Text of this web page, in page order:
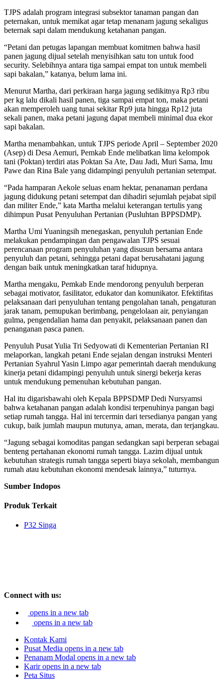
TJPS adalah program integrasi subsektor tanaman pangan dan
peternakan, untuk memikat agar tetap menanam jagung sekaligus
beternak sapi dalam mendukung ketahanan pangan.
“Petani dan petugas lapangan membuat komitmen bahwa hasil
panen jagung dijual setelah menyisihkan satu ton untuk food
security. Selebihnya antara tiga sampai empat ton untuk membeli
sapi bakalan,” katanya, belum lama ini.
Menurut Martha, dari perkiraan harga jagung sedikitnya Rp3 ribu
per kg lalu dikali hasil panen, tiga sampai empat ton, maka petani
akan memperoleh uang tunai sekitar Rp9 juta hingga Rp12 juta
sekali panen, maka petani jagung dapat membeli minimal dua ekor
sapi bakalan.
Martha menambahkan, untuk TJPS periode April – September 2020
(Asep) di Desa Aemuri, Pemkab Ende melibatkan lima kelompok
tani (Poktan) terdiri atas Poktan Sa Ate, Dau Jadi, Muri Sama, Imu
Pawe dan Rina Bale yang didampingi penyuluh pertanian setempat.
“Pada hamparan Aekole seluas enam hektar, penanaman perdana
jagung didukung petani setempat dan dihadiri sejumlah pejabat sipil
dan militer Ende,” kata Martha melalui keterangan tertulis yang
dihimpun Pusat Penyuluhan Pertanian (Pusluhtan BPPSDMP).
Martha Umi Yuaningsih menegaskan, penyuluh pertanian Ende
melakukan pendampingan dan pengawalan TJPS sesuai
perencanaan program penyuluhan yang disusun bersama antara
penyuluh dan petani, sehingga petani dapat berusahatani jagung
dengan baik untuk meningkatkan taraf hidupnya.
Martha mengaku, Pemkab Ende mendorong penyuluh berperan
sebagai motivator, fasilitator, edukator dan komunikator. Efektifitas
pelaksanaan dari penyuluhan tentang pengolahan tanah, pengaturan
jarak tanam, pemupukan berimbang, pengelolaan air, penyiangan
gulma, pengendalian hama dan penyakit, pelaksanaan panen dan
penanganan pasca panen.
Penyuluh Pusat Yulia Tri Sedyowati di Kementerian Pertanian RI
melaporkan, langkah petani Ende sejalan dengan instruksi Menteri
Pertanian Syahrul Yasin Limpo agar pemerintah daerah mendukung
kinerja petani didampingi penyuluh untuk sinergi bekerja keras
untuk mendukung pemenuhan kebutuhan pangan.
Hal itu digarisbawahi oleh Kepala BPPSDMP Dedi Nursyamsi
bahwa ketahanan pangan adalah kondisi terpenuhinya pangan bagi
setiap rumah tangga. Hal ini tercermin dari tersedianya pangan yang
cukup, baik jumlah maupun mutunya, aman, merata, dan terjangkau.
“Jagung sebagai komoditas pangan sedangkan sapi berperan sebagai
benteng pertahanan ekonomi rumah tangga. Lazim dijual untuk
kebutuhan strategis rumah tangga seperti biaya sekolah, membangun
rumah atau kebutuhan ekonomi mendesak lainnya,” tuturnya.
Sumber Indopos
Produk Terkait
P32 Singa
Connect with us:
opens in a new tab
opens in a new tab
Kontak Kami
Pusat Media opens in a new tab
Penanam Modal opens in a new tab
Karir opens in a new tab
Peta Situs